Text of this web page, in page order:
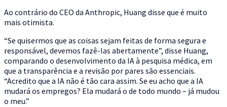
Ao contrário do CEO da Anthropic, Huang disse que é muito
mais otimista.
“Se quisermos que as coisas sejam feitas de forma segura e
responsável, devemos fazê-las abertamente”, disse Huang,
comparando o desenvolvimento da IA à pesquisa médica, em
que a transparência e a revisão por pares são essenciais.
“Acredito que a IA não é tão cara assim. Se eu acho que a IA
mudará os empregos? Ela mudará o de todo mundo – já mudou
o meu.”